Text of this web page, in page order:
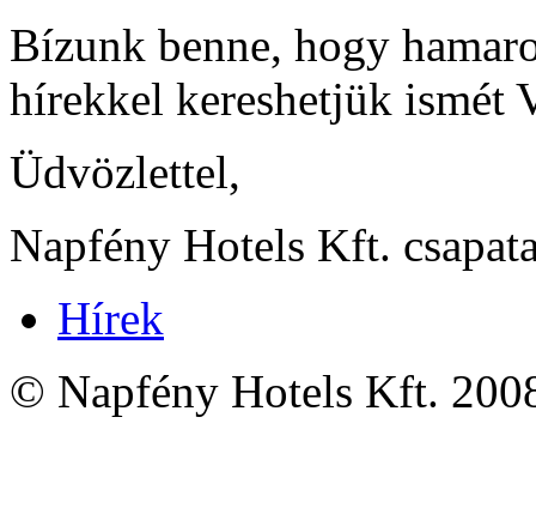
Bízunk benne, hogy
hírekkel kereshetjük ismét
Üdvözlettel,
Napfény Hotels Kft.
Hírek
© Napfény Hotels Kft.